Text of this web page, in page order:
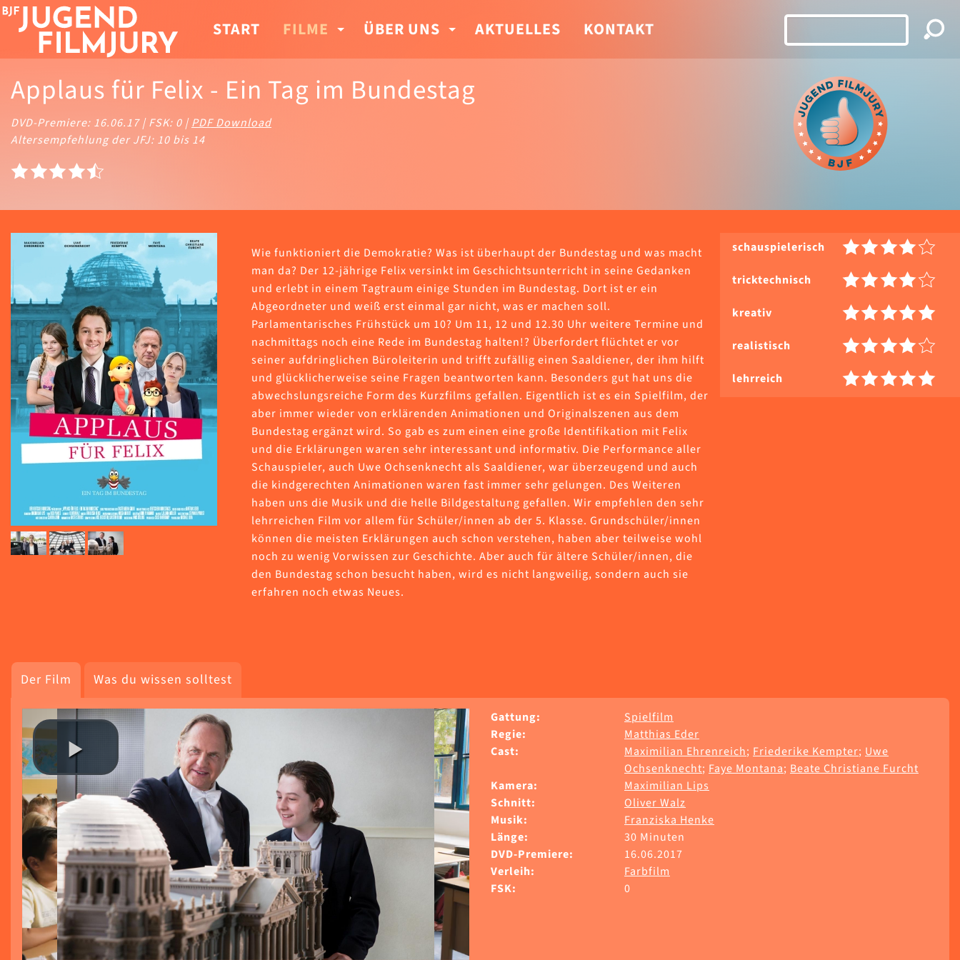
START FILME ÜBER UNS AKTUELLES KONTAKT
Applaus für Felix - Ein Tag im Bundestag
DVD-Premiere: 16.06.17 | FSK: 0 |PDF Download
Altersempfehlung der JFJ: 10 bis 14
Wie funktioniert die Demokratie? Was ist überhaupt der Bundestag und was macht
man da? Der 12-jährige Felix versinkt im Geschichtsunterricht in seine Gedanken
und erlebt in einem Tagtraum einige Stunden im Bundestag. Dort ist er ein
Abgeordneter und weiß erst einmal gar nicht, was er machen soll.
Parlamentarisches Frühstück um 10? Um 11, 12 und 12.30 Uhr weitere Termine und
nachmittags noch eine Rede im Bundestag halten!? Überfordert flüchtet er vor
seiner aufdringlichen Büroleiterin und trifft zufällig einen Saaldiener, der ihm hilft
und glücklicherweise seine Fragen beantworten kann. Besonders gut hat uns die
abwechslungsreiche Form des Kurzfilms gefallen. Eigentlich ist es ein Spielfilm, der
aber immer wieder von erklärenden Animationen und Originalszenen aus dem
Bundestag ergänzt wird. So gab es zum einen eine große Identifikation mit Felix
und die Erklärungen waren sehr interessant und informativ. Die Performance aller
Schauspieler, auch Uwe Ochsenknecht als Saaldiener, war überzeugend und auch
die kindgerechten Animationen waren fast immer sehr gelungen. Des Weiteren
haben uns die Musik und die helle Bildgestaltung gefallen. Wir empfehlen den sehr
lehrreichen Film vor allem für Schüler/innen ab der 5. Klasse. Grundschüler/innen
können die meisten Erklärungen auch schon verstehen, haben aber teilweise wohl
noch zu wenig Vorwissen zur Geschichte. Aber auch für ältere Schüler/innen, die
den Bundestag schon besucht haben, wird es nicht langweilig, sondern auch sie
erfahren noch etwas Neues.
schauspielerisch
tricktechnisch
kreativ
realistisch
lehrreich
Der Film Was du wissen solltest
Gattung:
Spielfilm
Regie:
Matthias Eder
Cast:
Maximilian Ehrenreich; Friederike Kempter; Uwe
Ochsenknecht; Faye Montana; Beate Christiane Furcht
Kamera:
Maximilian Lips
Schnitt:
Oliver Walz
Musik:
Franziska Henke
Länge:
30 Minuten
DVD-Premiere:
16.06.2017
Verleih:
Farbfilm
FSK:
0